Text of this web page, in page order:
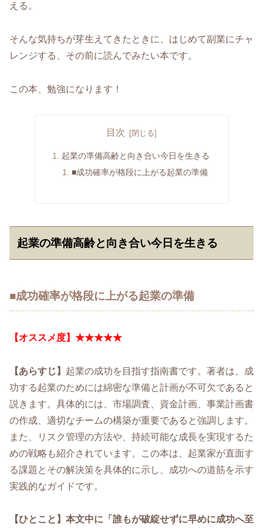
える。
そんな気持ちが芽生えてきたときに、はじめて副業にチャ
レンジする、その前に読んでみたい本です。
この本、勉強になります！
目次
起業の準備高齢と向き合い今日を生きる
■成功確率が格段に上がる起業の準備
起業の準備高齢と向き合い今日を生きる
■成功確率が格段に上がる起業の準備
【オススメ度】★★★★★
【あらすじ】 起業の成功を目指す指南書です。著者は、成
功する起業のためには綿密な準備と計画が不可欠であると
説きます。具体的には、市場調査、資金計画、事業計画書
の作成、適切なチームの構築が重要であると強調します。
また、リスク管理の方法や、持続可能な成長を実現するた
めの戦略も紹介されています。この本は、起業家が直面す
る課題とその解決策を具体的に示し、成功への道筋を示す
実践的なガイドです。
【ひとこと】本文中に「誰もが破綻せずに早めに成功へ至